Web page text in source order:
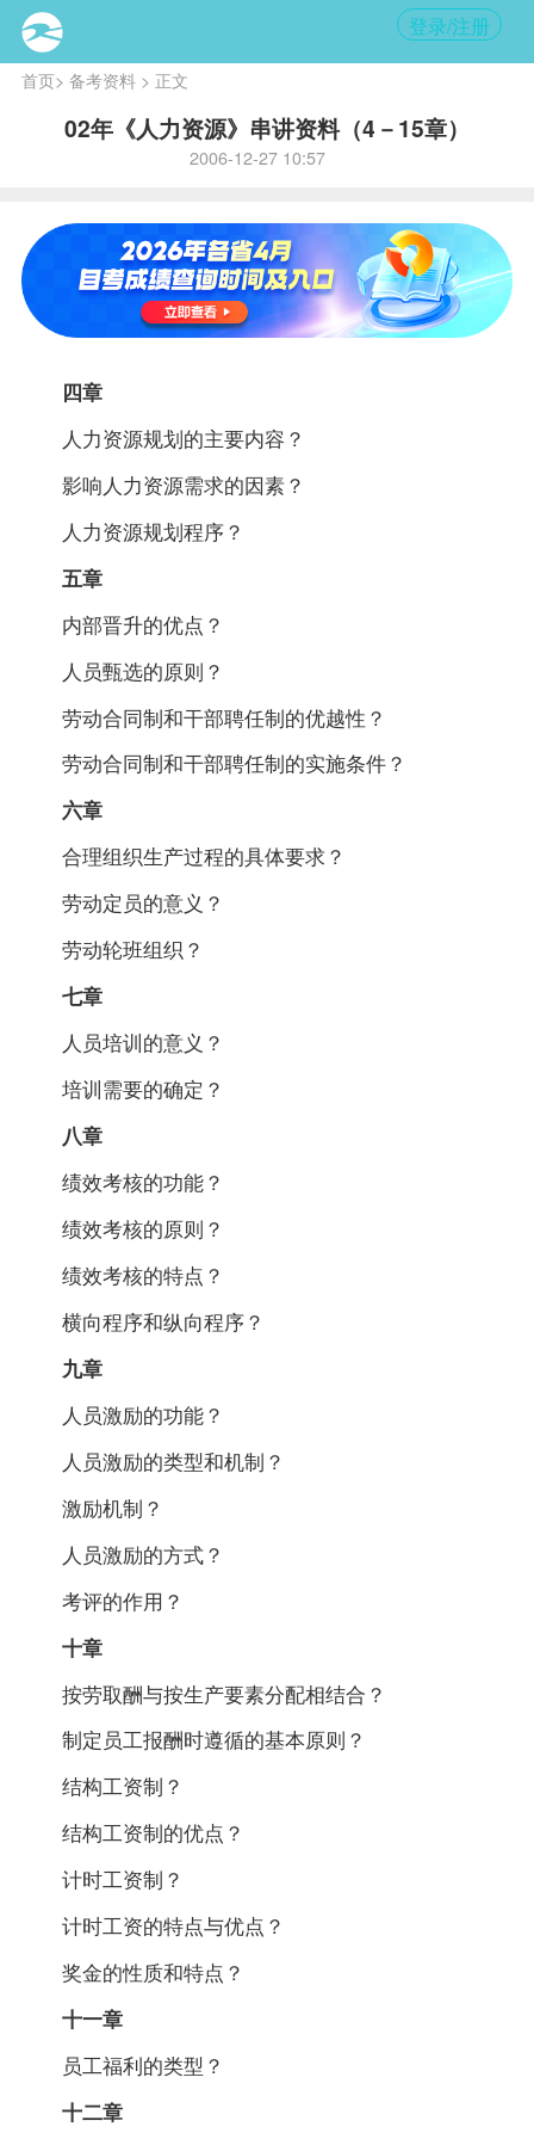
登录/注册
首页> 备考资料> 正文
02年《人力资源》串讲资料（4－15章）
2006-12-27 10:57
四章
人力资源规划的主要内容？
影响人力资源需求的因素？
人力资源规划程序？
五章
内部晋升的优点？
人员甄选的原则？
劳动合同制和干部聘任制的优越性？
劳动合同制和干部聘任制的实施条件？
六章
合理组织生产过程的具体要求？
劳动定员的意义？
劳动轮班组织？
七章
人员培训的意义？
培训需要的确定？
八章
绩效考核的功能？
绩效考核的原则？
绩效考核的特点？
横向程序和纵向程序？
九章
人员激励的功能？
人员激励的类型和机制？
激励机制？
人员激励的方式？
考评的作用？
十章
按劳取酬与按生产要素分配相结合？
制定员工报酬时遵循的基本原则？
结构工资制？
结构工资制的优点？
计时工资制？
计时工资的特点与优点？
奖金的性质和特点？
十一章
员工福利的类型？
十二章